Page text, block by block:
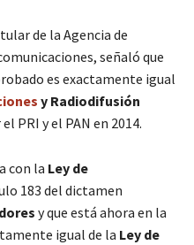
de la Agencia de
señaló que
es exactamente igual
y Radiodifusión
PRI y el PAN en 2014.
con la Ley de
183 del dictamen
y que está ahora en la
igual de la Ley de